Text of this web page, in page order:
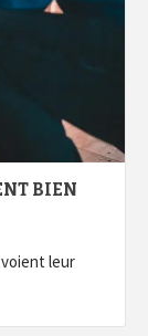
BIEN
leur